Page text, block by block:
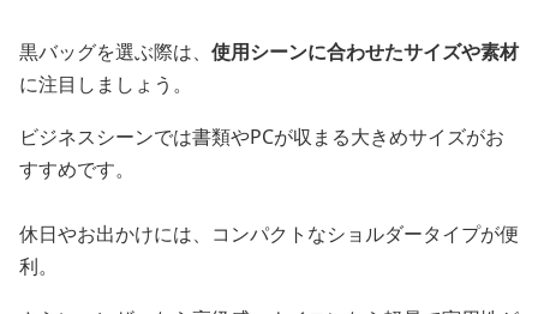
黒バッグを選ぶ際は、 使用シーンに合わせたサイズや素材
に注目しましょう。
ビジネスシーンでは書類やPCが収まる大きめサイズがお
すすめです。
休日やお出かけには、コンパクトなショルダータイプが便
利。